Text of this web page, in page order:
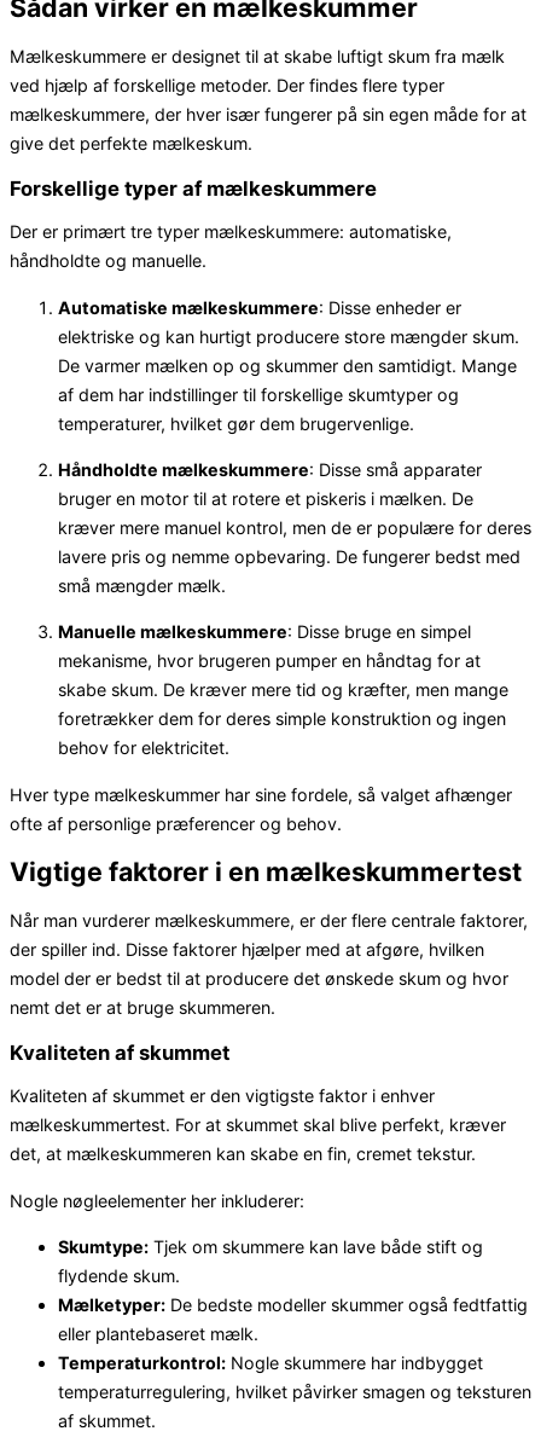
Sådan virker en mælkeskummer
Mælkeskummere er designet til at skabe luftigt skum fra mælk
ved hjælp af forskellige metoder. Der findes flere typer
mælkeskummere, der hver især fungerer på sin egen måde for at
give det perfekte mælkeskum.
Forskellige typer af mælkeskummere
Der er primært tre typer mælkeskummere: automatiske,
håndholdte og manuelle.
Automatiske mælkeskummere: Disse enheder er
elektriske og kan hurtigt producere store mængder skum.
De varmer mælken op og skummer den samtidigt. Mange
af dem har indstillinger til forskellige skumtyper og
temperaturer, hvilket gør dem brugervenlige.
Håndholdte mælkeskummere: Disse små apparater
bruger en motor til at rotere et piskeris i mælken. De
kræver mere manuel kontrol, men de er populære for deres
lavere pris og nemme opbevaring. De fungerer bedst med
små mængder mælk.
Manuelle mælkeskummere: Disse bruge en simpel
mekanisme, hvor brugeren pumper en håndtag for at
skabe skum. De kræver mere tid og kræfter, men mange
foretrækker dem for deres simple konstruktion og ingen
behov for elektricitet.
Hver type mælkeskummer har sine fordele, så valget afhænger
ofte af personlige præferencer og behov.
Vigtige faktorer i en mælkeskummertest
Når man vurderer mælkeskummere, er der flere centrale faktorer,
der spiller ind. Disse faktorer hjælper med at afgøre, hvilken
model der er bedst til at producere det ønskede skum og hvor
nemt det er at bruge skummeren.
Kvaliteten af skummet
Kvaliteten af skummet er den vigtigste faktor i enhver
mælkeskummertest. For at skummet skal blive perfekt, kræver
det, at mælkeskummeren kan skabe en fin, cremet tekstur.
Nogle nøgleelementer her inkluderer:
Skumtype: Tjek om skummere kan lave både stift og
flydende skum.
Mælketyper: De bedste modeller skummer også fedtfattig
eller plantebaseret mælk.
Temperaturkontrol: Nogle skummere har indbygget
temperaturregulering, hvilket påvirker smagen og teksturen
af skummet.